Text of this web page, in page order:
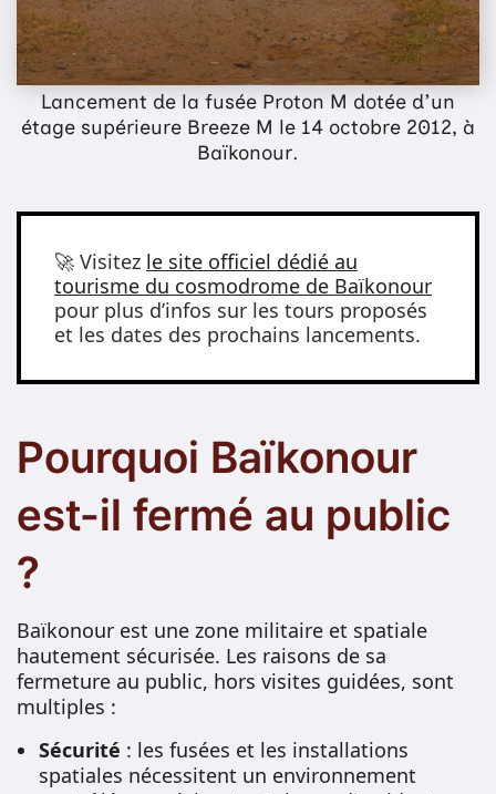
Lancement de la fusée Proton M dotée d'un
étage supérieure Breeze M le 14 octobre 2012, à
Baïkonour.
🚀 Visitez le site officiel dédié au
tourisme du cosmodrome de Baïkonour
pour plus d’infos sur les tours proposés
et les dates des prochains lancements.
Pourquoi Baïkonour
est-il fermé au public
?
Baïkonour est une zone militaire et spatiale
hautement sécurisée. Les raisons de sa
fermeture au public, hors visites guidées, sont
multiples :
Sécurité : les fusées et les installations
spatiales nécessitent un environnement